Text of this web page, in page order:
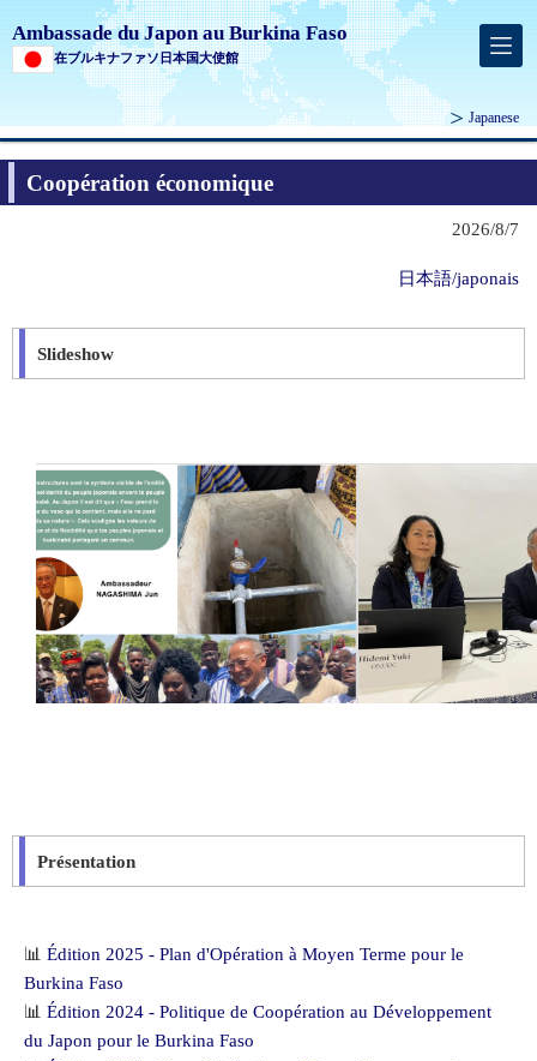
Ambassade du Japon au Burkina Faso
在ブルキナファソ日本国大使館
Japanese
Coopération économique
2026/8/7
日本語/japonais
Slideshow
Présentation
📊 Édition 2025 - Plan d'Opération à Moyen Terme pour le
Burkina Faso
📊 Édition 2024 - Politique de Coopération au Développement
du Japon pour le Burkina Faso